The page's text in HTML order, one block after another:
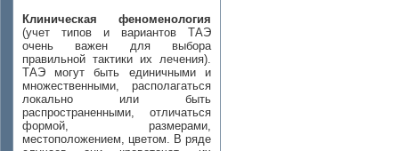
Клиническая феноменология
(учет типов и вариантов ТАЭ
очень важен для выбора
правильной тактики их лечения).
ТАЭ могут быть единичными и
множественными, располагаться
локально или быть
распространенными, отличаться
формой, размерами,
местоположением, цветом. В ряде